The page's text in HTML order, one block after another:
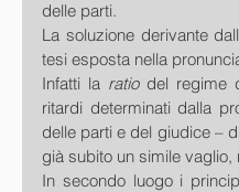
delle parti.
La soluzione derivante
tesi esposta nella
Infatti la ratio del regime
ritardi determinati dalla
delle parti e del giudice –
già subito un simile
In secondo luogo i